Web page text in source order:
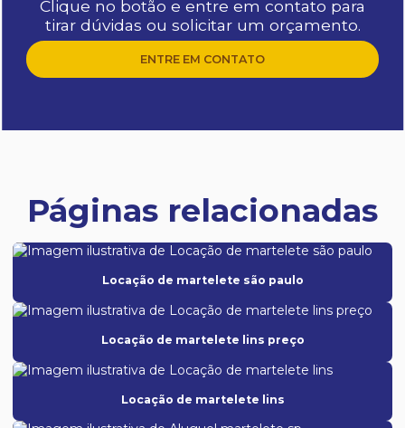
Clique no botão e entre em contato para
tirar dúvidas ou solicitar um orçamento.
ENTRE EM CONTATO
Páginas relacionadas
Locação de martelete são paulo
Locação de martelete lins preço
Locação de martelete lins